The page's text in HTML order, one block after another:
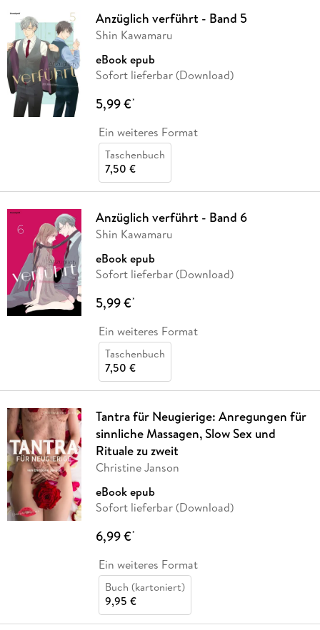
Anzüglich verführt - Band 5
Shin Kawamaru
eBook epub
Sofort lieferbar (Download)
5,99 €*
Ein weiteres Format
Taschenbuch
7,50 €
Anzüglich verführt - Band 6
Shin Kawamaru
eBook epub
Sofort lieferbar (Download)
5,99 €*
Ein weiteres Format
Taschenbuch
7,50 €
Tantra für Neugierige: Anregungen für
sinnliche Massagen, Slow Sex und
Rituale zu zweit
Christine Janson
eBook epub
Sofort lieferbar (Download)
6,99 €*
Ein weiteres Format
Buch (kartoniert)
9,95 €